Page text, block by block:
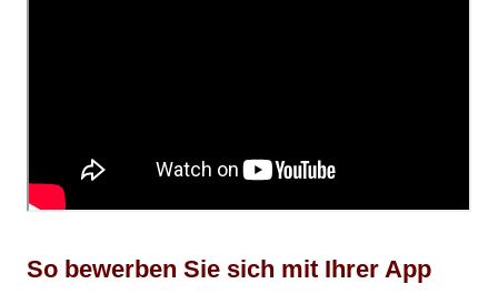
So bewerben Sie sich mit Ihrer App